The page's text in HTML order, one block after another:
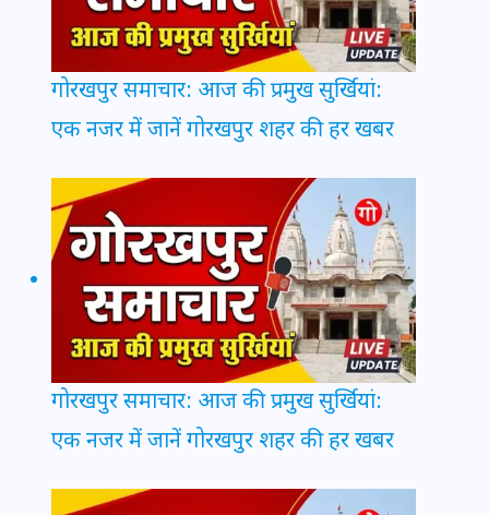
गोरखपुर समाचार: आज की प्रमुख सुर्खियां:
एक नजर में जानें गोरखपुर शहर की हर खबर
गोरखपुर समाचार: आज की प्रमुख सुर्खियां:
एक नजर में जानें गोरखपुर शहर की हर खबर